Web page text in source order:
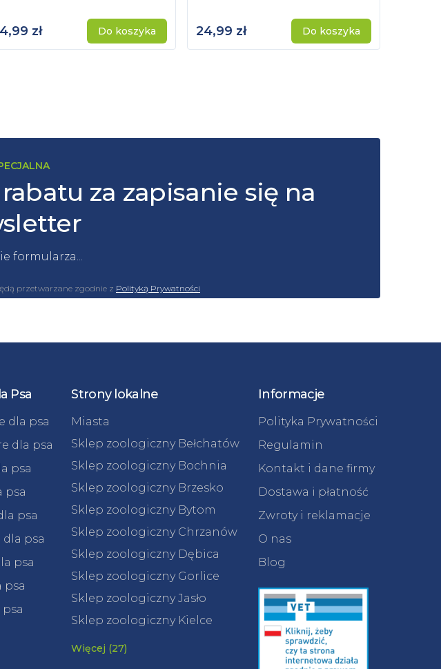
zł Do koszyka 24,99 zł Do koszyka
rabatu za zapisanie się na
formularza...
przetwarzane zgodnie z Polityką Prywatności
Psa
dla psa
dla psa
psa
psa
psa
psa
psa
psa
Strony lokalne
Miasta
Sklep zoologiczny Bełchatów
Sklep zoologiczny Bochnia
Sklep zoologiczny Brzesko
Sklep zoologiczny Bytom
Sklep zoologiczny Chrzanów
Sklep zoologiczny Dębica
Sklep zoologiczny Gorlice
Sklep zoologiczny Jasło
Sklep zoologiczny Kielce
Więcej (27)
Informacje
Polityka Prywatności
Regulamin
Kontakt i dane firmy
Dostawa i płatność
Zwroty i reklamacje
O nas
Blog